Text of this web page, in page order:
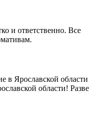
и ответственно. Все
в Ярославской области
области! Разве